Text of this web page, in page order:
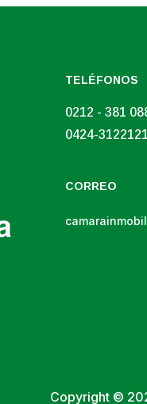
TELÉFONOS
0212 - 381
0424-3122121
CORREO
Copyright ©